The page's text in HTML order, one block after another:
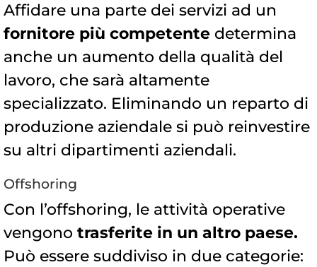
Affidare una parte dei servizi ad un
fornitore più competente determina
anche un aumento della qualità del
lavoro, che sarà altamente
specializzato. Eliminando un reparto di
produzione aziendale si può reinvestire
su altri dipartimenti aziendali.
Offshoring
Con l’offshoring, le attività operative
vengono trasferite in un altro paese.
Può essere suddiviso in due categorie: